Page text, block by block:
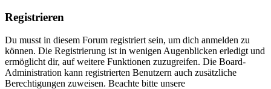
Registrieren
Du musst in diesem Forum registriert sein, um dich anmelden zu
können. Die Registrierung ist in wenigen Augenblicken erledigt und
ermöglicht dir, auf weitere Funktionen zuzugreifen. Die Board-
Administration kann registrierten Benutzern auch zusätzliche
Berechtigungen zuweisen. Beachte bitte unsere